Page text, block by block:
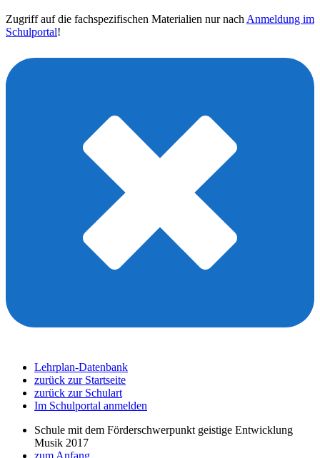
Zugriff auf die fachspezifischen Materialien nur nach Anmeldung im
Schulportal!
Lehrplan-Datenbank
zurück zur Startseite
zurück zur Schulart
Im Schulportal anmelden
Schule mit dem Förderschwerpunkt geistige Entwicklung
Musik 2017
zum Anfang